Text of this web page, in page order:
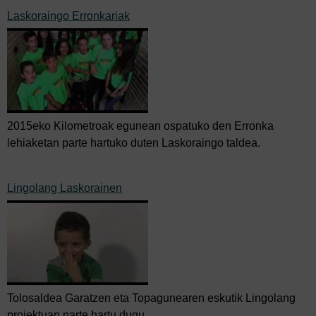
Laskoraingo Erronkariak
2015eko Kilometroak egunean ospatuko den Erronka
lehiaketan parte hartuko duten Laskoraingo taldea.
Lingolang Laskorainen
Tolosaldea Garatzen eta Topagunearen eskutik Lingolang